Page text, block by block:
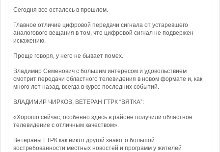
Сегодня все осталось в прошлом.
Главное отличие цифровой передачи сигнала от устаревшего
аналогового вещания в том, что цифровой сигнал не подвержен
искажению.
Проще говоря, у него не бывает помех.
Владимир Семенович с большим интересом и удовольствием
смотрит передачи областного телевидения в новом формате и, как
много лет назад, всегда в курсе последних событий.
ВЛАДИМИР ЧИРКОВ, ВЕТЕРАН ГТРК “ВЯТКА”:
«Хорошо сейчас, особенно здесь в районе получили областное
телевидение с отличным качеством».
Ветераны ГТРК как никто другой знают о большой
востребованности местных новостей и программ у жителей